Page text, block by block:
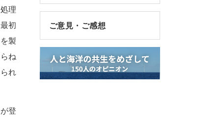
理
初
製
ね
れ
登
ご意見・ご感想